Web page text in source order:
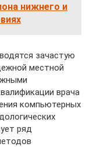
нижнего и
зачастую
местной
врача
компьютерных
ряд